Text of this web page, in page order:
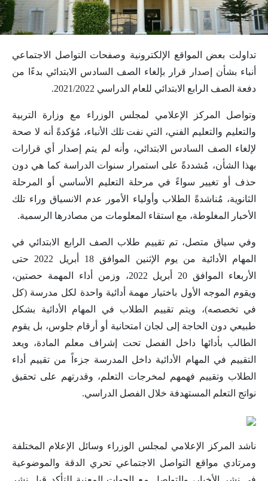
تداولت بعض المواقع الإلكترونية وصفحات التواصل الاجتماعي
أنباء بشأن إصدار قرار بإلغاء الصف السادس الابتدائي بدءًا من
دفعة الصف الرابع الابتدائي للعام الدراسي 2021/2022.
وتواصل المركز الإعلامي لمجلس الوزراء مع وزارة التربية
والتعليم والتعليم الفني، التي نفت تلك الأنباء، مُؤكدةً أنه لا صحة
لإلغاء الصف السادس الابتدائي، وأنه لم يتم إصدار أي قرارات
بهذا الشأن، مُشددةً على استمرار سنوات الدراسة كما هي دون
حذف أو تغيير سواءً في مرحلة التعليم الأساسي أو المرحلة
الثانوية، مُناشدةً الطلاب وأولياء الأمور عدم الانسياق وراء تلك
الأخبار المغلوطة، مع استقاء المعلومات من مصادرها الرسمية.
وفي سياق متصل، تم تقييم طلاب الصف الرابع الابتدائي في
المهام الأدائية من يوم الإثنين الموافق 18 أبريل 2022 حتى
الأربعاء الموافق 20 أبريل 2022، وزمن أداء المهمة حصتين،
ويقوم الموجه الأول باختيار مهمة أدائية واحدة لكل مدرسة (كل
في تخصصه)، ويتم تقييم الطلاب في المهام الأدائية بشكل
طبيعي دون الحاجة إلى لجان امتحانية أو أرقام جلوس، بل يقوم
الطالب بأدائها داخل الفصل تحت إشراف معلم المادة، ويعد
التقييم في المهام الأدائية داخل المدرسة جزءاً من تقييم أداء
الطلاب وتقييم فهمهم لمخرجات التعلم، وقدرتهم على تحقيق
نواتج التعلم المستهدفة خلال الفصل الدراسي.
ناشد المركز الإعلامي لمجلس الوزراء وسائل الإعلام المختلفة
ومرتادي مواقع التواصل الاجتماعي تحري الدقة والموضوعية